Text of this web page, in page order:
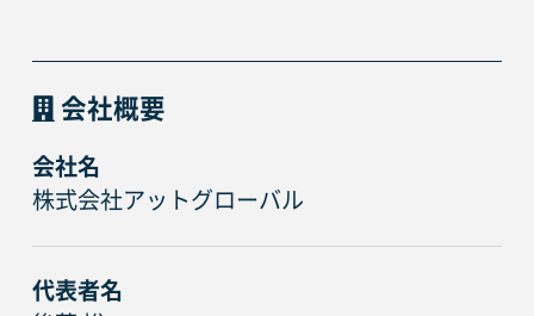
会社概要
会社名
株式会社アットグローバル
代表者名